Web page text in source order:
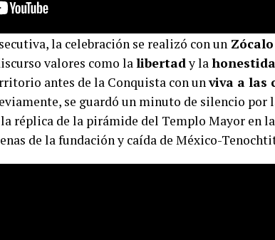
la celebración se realizó con un
valores como lalibertady la
antes de la Conquista con unviva a las
se guardó un minuto de silencio por
la réplica de la pirámide del Templo Mayor en
de la fundación y caída de México-